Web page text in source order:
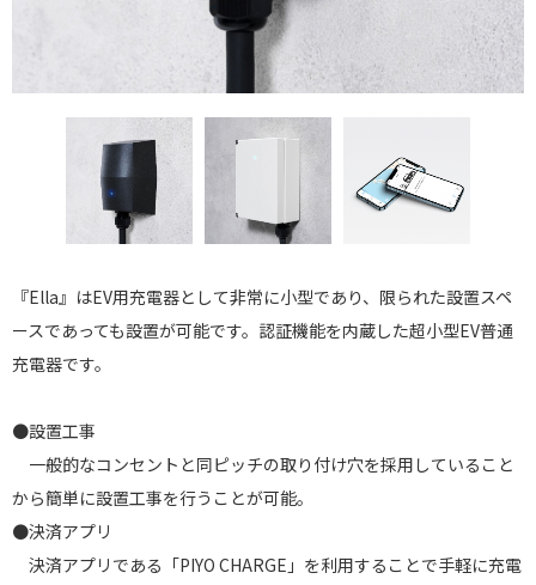
『Ella』はEV用充電器として非常に小型であり、限られた設置スペ
ースであっても設置が可能です。認証機能を内蔵した超小型EV普通
充電器です。
●設置工事
一般的なコンセントと同ピッチの取り付け穴を採用していること
から簡単に設置工事を行うことが可能。
●決済アプリ
決済アプリである「PIYO CHARGE」を利用することで手軽に充電